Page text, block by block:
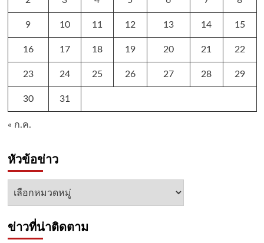
9 10 11 12 13 14 15
16 17 18 19 20 21 22
23 24 25 26 27 28 29
30 31
« ก.ค.
หัวข้อข่าว
หัวข้อ
ข่าวที่น่าติดตาม